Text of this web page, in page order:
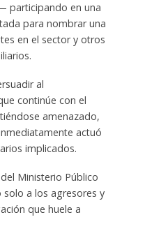
participando en una
para nombrar una
en el sector y otros
al
continúe con el
amenazado,
actuó
implicados.
Ministerio Público
a los agresores y
que huele a